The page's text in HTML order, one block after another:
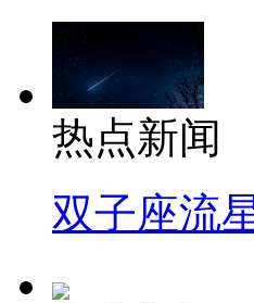
热点新闻
双子座流